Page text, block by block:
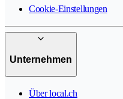
Cookie-Einstellungen
Unternehmen
Über local.ch